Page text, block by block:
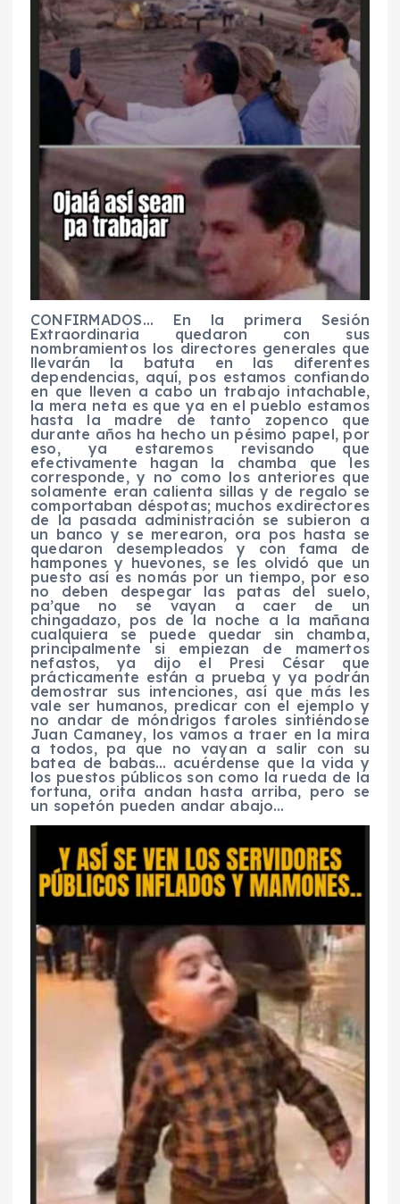
CONFIRMADOS… En la primera Sesión
Extraordinaria quedaron con sus
nombramientos los directores generales que
llevarán la batuta en las diferentes
dependencias, aquí, pos estamos confiando
en que lleven a cabo un trabajo intachable,
la mera neta es que ya en el pueblo estamos
hasta la madre de tanto zopenco que
durante años ha hecho un pésimo papel, por
eso, ya estaremos revisando que
efectivamente hagan la chamba que les
corresponde, y no como los anteriores que
solamente eran calienta sillas y de regalo se
comportaban déspotas; muchos exdirectores
de la pasada administración se subieron a
un banco y se merearon, ora pos hasta se
quedaron desempleados y con fama de
hampones y huevones, se les olvidó que un
puesto así es nomás por un tiempo, por eso
no deben despegar las patas del suelo,
pa’que no se vayan a caer de un
chingadazo, pos de la noche a la mañana
cualquiera se puede quedar sin chamba,
principalmente si empiezan de mamertos
nefastos, ya dijo el Presi César que
prácticamente están a prueba y ya podrán
demostrar sus intenciones, así que más les
vale ser humanos, predicar con el ejemplo y
no andar de móndrigos faroles sintiéndose
Juan Camaney, los vamos a traer en la mira
a todos, pa que no vayan a salir con su
batea de babas… acuérdense que la vida y
los puestos públicos son como la rueda de la
fortuna, orita andan hasta arriba, pero se
un sopetón pueden andar abajo…